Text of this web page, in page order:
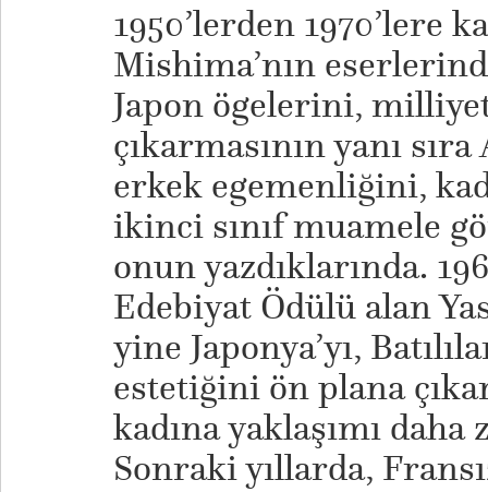
1950’lerden 1970’lere
Mishima’nın
Japon ögelerini,
çıkarmasının yanı
erkek egemenliğini,
ikinci sınıf muamele
onun yazdıklarında.
Edebiyat Ödülü alan
yine Japonya’yı,
estetiğini ön plana
kadına yaklaşımı
Sonraki yıllarda,